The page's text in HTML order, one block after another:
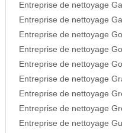
Entreprise de nettoyage
Entreprise de nettoyage
Entreprise de nettoyage
Entreprise de nettoyage
Entreprise de nettoyage
Entreprise de nettoyage
Entreprise de nettoyage
Entreprise de nettoyage
Entreprise de nettoyage